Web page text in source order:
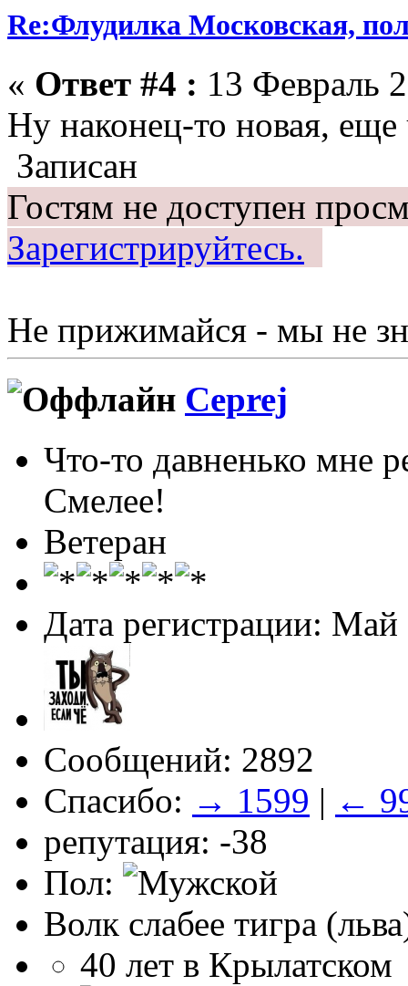
Re:Флудилка Московская,
« Ответ #4 : 13 Февраль
Ну наконец-то новая,
Записан
Гостям не доступен
Зарегистрируйтесь.
Не прижимайся - мы не
Ceprej
Что-то давненько мне
Смелее!
Ветеран
Дата регистрации: Май
Сообщений: 2892
Спасибо: → 1599 | ←
репутация: -38
Пол:
Волк слабее тигра
40 лет в Крылатском